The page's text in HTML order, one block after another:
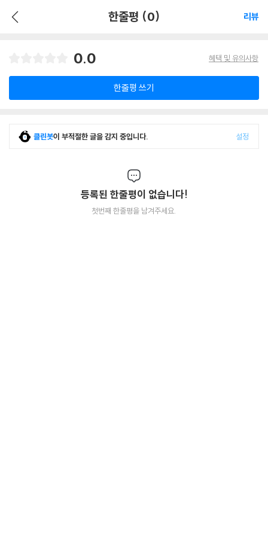
한줄평 (0) 리뷰
0.0 혜택 및 유의사항
한줄평 쓰기
클린봇이 부적절한 글을 감지 중입니다. 설정
등록된 한줄평이 없습니다!
첫번째 한줄평을 남겨주세요.